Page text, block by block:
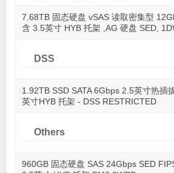
7.68TB 固态硬盘 vSAS 读取密集型
含 3.5英寸 HYB 托架 ,AG 硬盘 SED,
DSS
1.92TB SSD SATA 6Gbps 2.5英寸热插
英寸HYB 托架 - DSS RESTRICTED
Others
960GB 固态硬盘 SAS 24Gbps SED